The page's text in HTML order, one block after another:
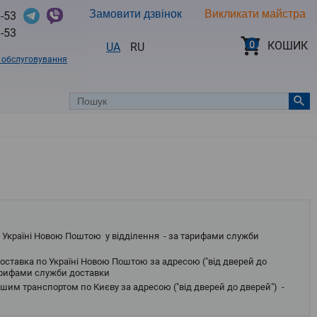
53
53
обслуговування
Замовити дзвінок Викликати майстра
UA RU 0 КОШИК
Україні Новою Поштою у відділення - за тарифами служби
по Україні Новою Поштою за адресою ("від дверей до
служби доставки
транспортом по Києву за адресою ("від дверей до дверей") -